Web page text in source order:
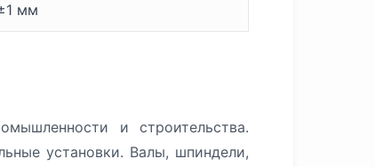
мм
и строительства.
установки. Валы, шпиндели,